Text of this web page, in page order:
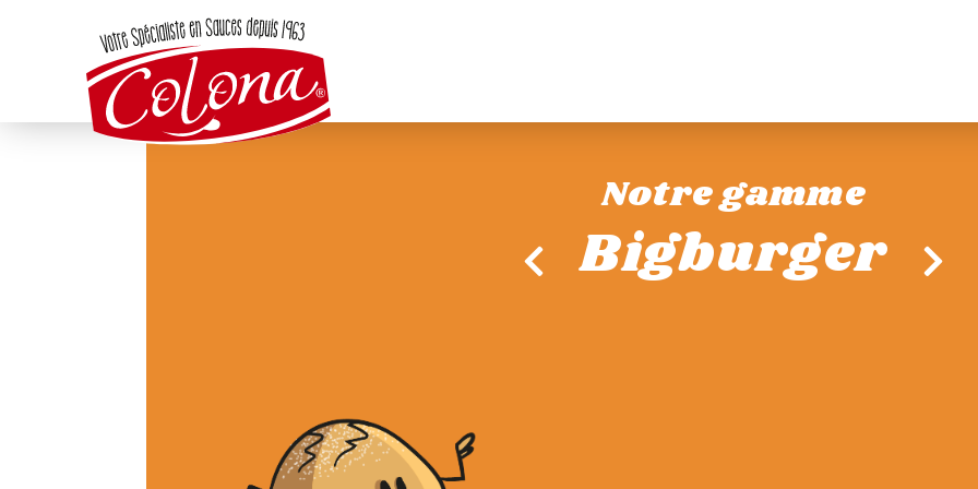
Notre gamme
Bigburger